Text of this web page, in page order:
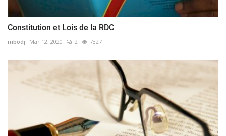
Constitution et Lois de la RDC
mbodj Mar 12, 2020 2 7327